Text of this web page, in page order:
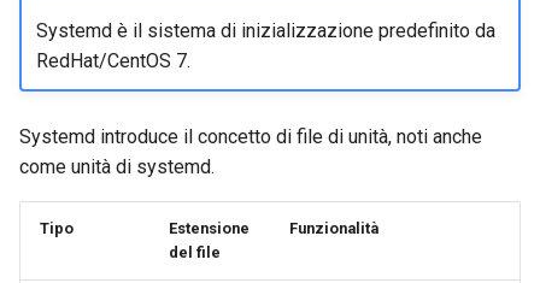
Systemd è il sistema di inizializzazione predefinito da
RedHat/CentOS 7.
Systemd introduce il concetto di file di unità, noti anche
come unità di systemd.
Tipo
Estensione
del file
Funzionalità